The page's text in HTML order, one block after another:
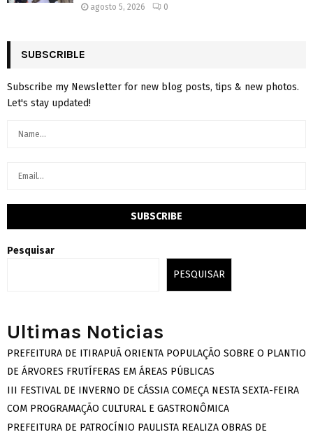
agosto 5, 2026 0
SUBSCRIBLE
Subscribe my Newsletter for new blog posts, tips & new photos.
Let's stay updated!
Pesquisar
PESQUISAR
Ultimas Noticias
PREFEITURA DE ITIRAPUÃ ORIENTA POPULAÇÃO SOBRE O PLANTIO
DE ÁRVORES FRUTÍFERAS EM ÁREAS PÚBLICAS
III FESTIVAL DE INVERNO DE CÁSSIA COMEÇA NESTA SEXTA-FEIRA
COM PROGRAMAÇÃO CULTURAL E GASTRONÔMICA
PREFEITURA DE PATROCÍNIO PAULISTA REALIZA OBRAS DE